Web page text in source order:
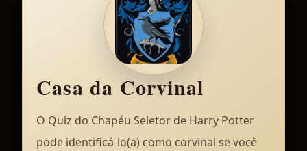
Casa da Corvinal
O Quiz do Chapéu Seletor de Harry Potter
pode identificá-lo(a) como corvinal se você